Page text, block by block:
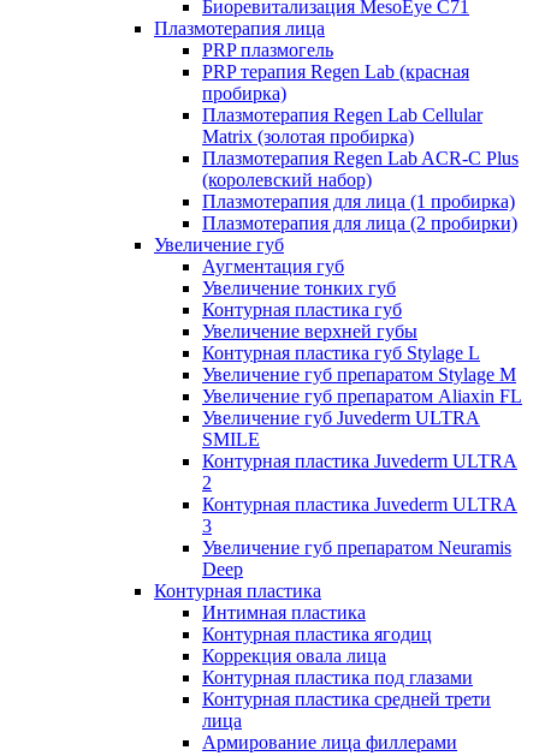
Биоревитализация MesoEye C71
Плазмотерапия лица
PRP плазмогель
PRP терапия Regen Lab (красная
пробирка)
Плазмотерапия Regen Lab Cellular
Matrix (золотая пробирка)
Плазмотерапия Regen Lab ACR-C Plus
(королевский набор)
Плазмотерапия для лица (1 пробирка)
Плазмотерапия для лица (2 пробирки)
Увеличение губ
Аугментация губ
Увеличение тонких губ
Контурная пластика губ
Увеличение верхней губы
Контурная пластика губ Stylage L
Увеличение губ препаратом Stylage M
Увеличение губ препаратом Aliaxin FL
Увеличение губ Juvederm ULTRA
SMILE
Контурная пластика Juvederm ULTRA
2
Контурная пластика Juvederm ULTRA
3
Увеличение губ препаратом Neuramis
Deep
Контурная пластика
Интимная пластика
Контурная пластика ягодиц
Коррекция овала лица
Контурная пластика под глазами
Контурная пластика средней трети
лица
Армирование лица филлерами